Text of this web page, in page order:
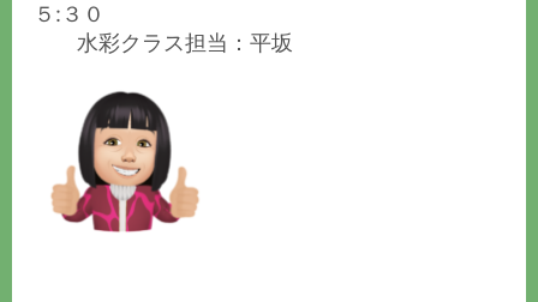
５:３０
水彩クラス担当：平坂